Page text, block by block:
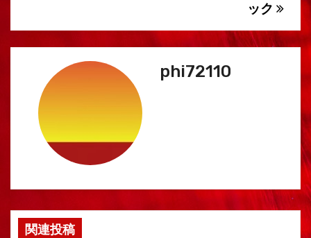
ー
シ
ン
ック
phi72110
関連投稿